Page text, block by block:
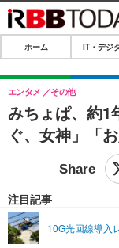
ホーム
IT・デジタル
IT・デジタル
ショッピング
SPEED TEST
エンタメTOP
ライフTOP
リリース一覧
ホーム IT・デジ
みちょぱ、約1
ぐ、女神」「
エンタメ その他
注目記事
10G光回線導入